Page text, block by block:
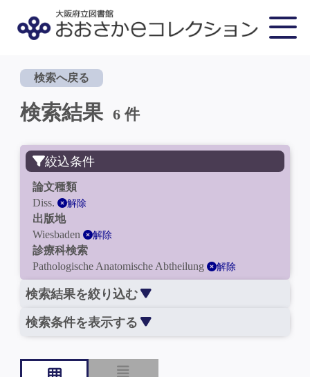
検索へ戻る
検索結果 6 件
絞込条件
論文種類
Diss.
解除
出版地
Wiesbaden
解除
診療科検索
Pathologische Anatomische Abtheilung
解除
検索結果を絞り込む
検索条件を表示する